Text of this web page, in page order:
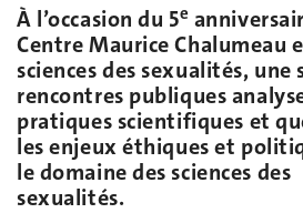
À l’occasion du 5e
Centre Maurice Chalumeau
sciences des sexualités, une
rencontres publiques
pratiques scientifiques et
les enjeux éthiques et
le domaine des sciences des
sexualités.